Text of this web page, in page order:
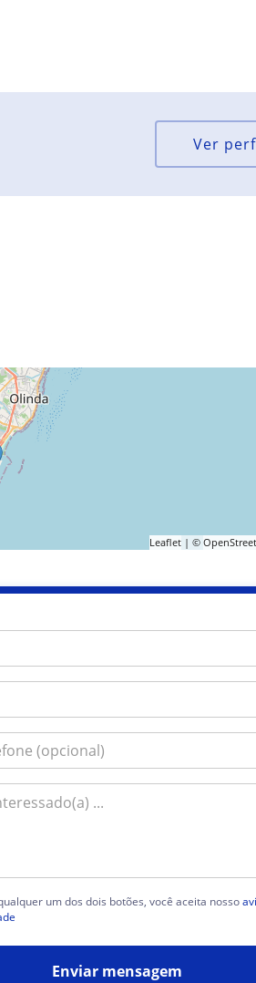
Ver
Leaflet| ©
um dos dois botões, você aceita nosso
Enviar mensagem